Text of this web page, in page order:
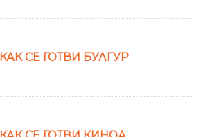
КАК СЕ ГОТВИ БУЛГУР